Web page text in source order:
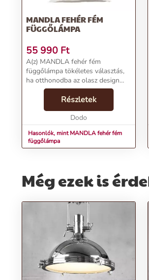
MANDLA FEHÉR FÉM
FÜGGŐLÁMPA
55 990 Ft
A(z) MANDLA fehér fém
függőlámpa tökéletes választás,
ha otthonodba az olasz design
eleganciáját és prémium
hangulatát szeretnéd
becsempészni. Letisztult
formavilága és igényes kialakítása
Részletek
Dodo
Hasonlók, mint MANDLA fehér fém
függőlámpa
Még ezek is